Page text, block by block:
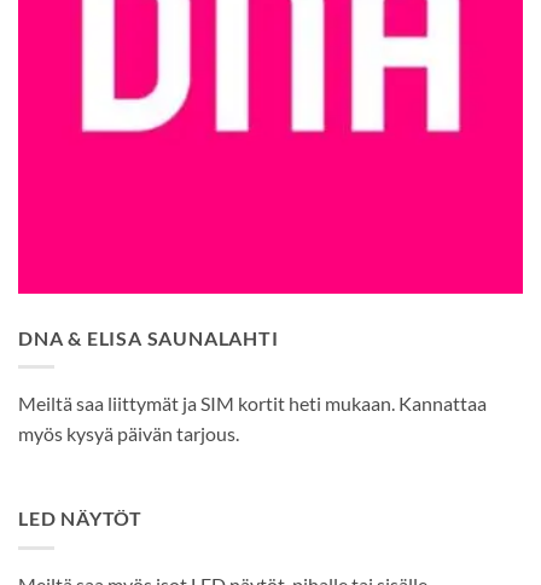
DNA & ELISA SAUNALAHTI
Meiltä saa liittymät ja SIM kortit heti mukaan. Kannattaa
myös kysyä päivän tarjous.
LED NÄYTÖT